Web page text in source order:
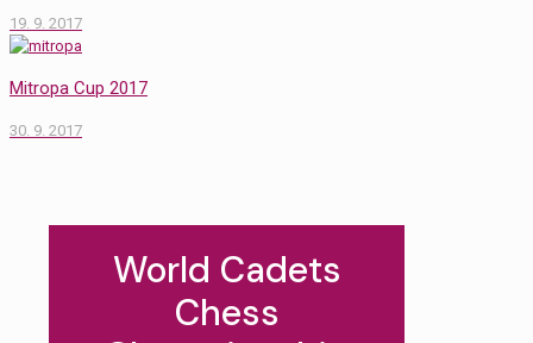
19. 9. 2017
Mitropa Cup 2017
30. 9. 2017
World Cadets
Chess